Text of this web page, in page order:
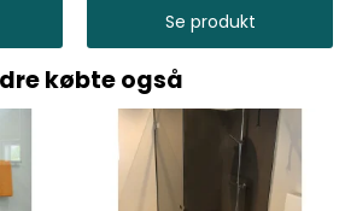
Se produkt
købte også